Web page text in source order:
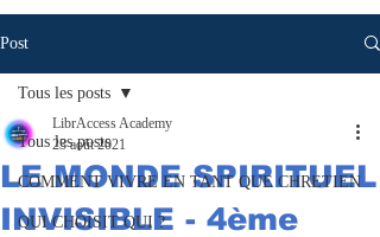
Post
Tous les posts
COMMENT VIVRE EN TANT QUE CHRETIEN
QUI CHOISIT QUI ?
Tous les posts
LE MONDE SPIRITUEL
INVISIBLE - 4ème
LibrAccess Academy
23 août 2021